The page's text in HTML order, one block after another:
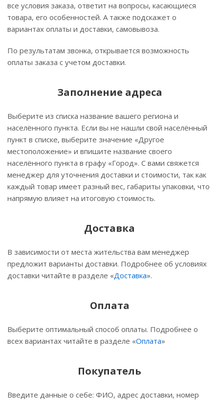
все условия заказа, ответит на вопросы, касающиеся
товара, его особенностей. А также подскажет о
вариантах оплаты и доставки, самовывоза.
По результатам звонка, открывается возможность
оплаты заказа с учетом доставки.
Заполнение адреса
Выберите из списка название вашего региона и
населённого пункта. Если вы не нашли свой населённый
пункт в списке, выберите значение «Другое
местоположение» и впишите название своего
населённого пункта в графу «Город». С вами свяжется
менеджер для уточнения доставки и стоимости, так как
каждый товар имеет разный вес, габариты упаковки, что
напрямую влияет на итоговую стоимость.
Доставка
В зависимости от места жительства вам менеджер
предложит варианты доставки. Подробнее об условиях
доставки читайте в разделе «Доставка».
Оплата
Выберите оптимальный способ оплаты. Подробнее о
всех вариантах читайте в разделе «Оплата»
Покупатель
Введите данные о себе: ФИО, адрес доставки, номер